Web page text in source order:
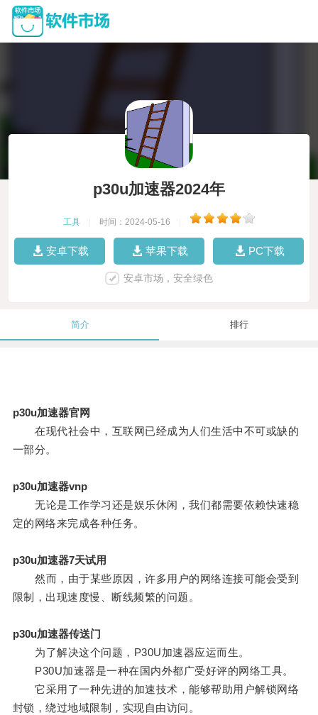
p30u加速器2024年
工具 时间：2024-05-16
安卓下载 苹果下载 PC下载
安卓市场，安全绿色
简介 排行
p30u加速器官网
在现代社会中，互联网已经成为人们生活中不可或缺的
一部分。
p30u加速器vnp
无论是工作学习还是娱乐休闲，我们都需要依赖快速稳
定的网络来完成各种任务。
p30u加速器7天试用
然而，由于某些原因，许多用户的网络连接可能会受到
限制，出现速度慢、断线频繁的问题。
p30u加速器传送门
为了解决这个问题，P30U加速器应运而生。
P30U加速器是一种在国内外都广受好评的网络工具。
它采用了一种先进的加速技术，能够帮助用户解锁网络
封锁，绕过地域限制，实现自由访问。